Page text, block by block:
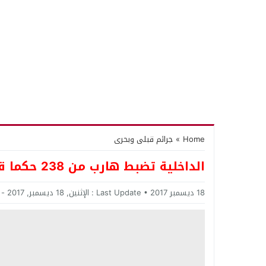
Home
» جرائم قبلى وبحرى
الداخلية تضبط هارب من 238 حكما قضائيا فى الدخيلة بالإسكندرية
18 ديسمبر 2017 Last Update : الإثنين, 18 ديسمبر, 2017 - 4:21 مساءً